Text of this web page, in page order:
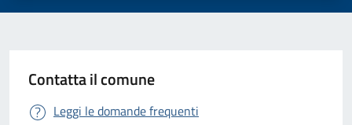
Contatta il comune
Leggi le domande frequenti